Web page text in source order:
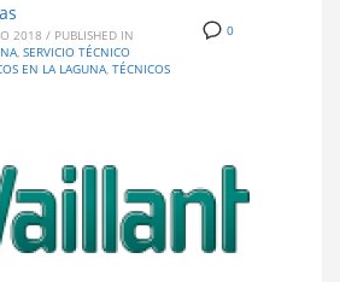
0
2018 / PUBLISHED IN
, SERVICIO TÉCNICO
EN LA LAGUNA, TÉCNICOS